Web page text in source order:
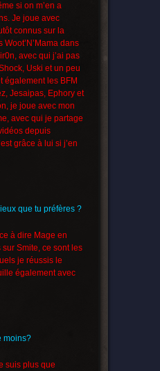
si on m’en a
Je joue avec
connus sur la
dans
avec qui j’ai pas
Uski et un peu
également les BFM
Jesaipas, Ephory et
je joue avec mon
avec qui je partage
depuis
grâce à lui si j’en
que tu préfères ?
à dire Mage en
Smite, ce sont les
je réussis le
également avec
moins?
suis plus que